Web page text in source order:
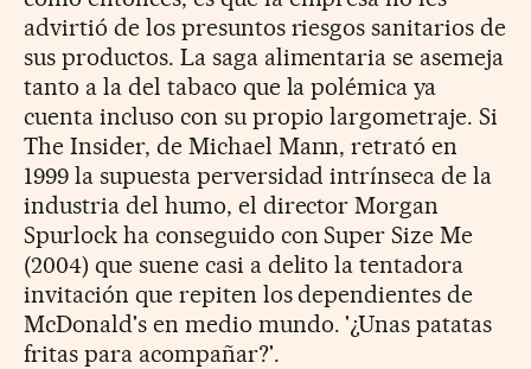
advirtió de los presuntos riesgos sanitarios de
sus productos. La saga alimentaria se asemeja
tanto a la del tabaco que la polémica ya
cuenta incluso con su propio largometraje. Si
The Insider, de Michael Mann, retrató en
1999 la supuesta perversidad intrínseca de la
industria del humo, el director Morgan
Spurlock ha conseguido con Super Size Me
(2004) que suene casi a delito la tentadora
invitación que repiten los dependientes de
McDonald's en medio mundo. '¿Unas patatas
fritas para acompañar?'.